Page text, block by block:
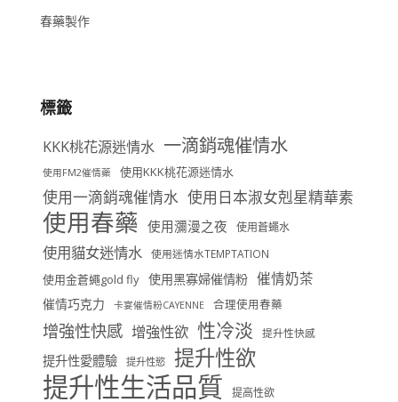
春藥製作
標籤
KKK桃花源迷情水 一滴銷魂催情水
使用FM2催情藥 使用KKK桃花源迷情水
使用一滴銷魂催情水 使用日本淑女剋星精華素
使用春藥 使用瀰漫之夜 使用蒼蠅水
使用貓女迷情水 使用迷情水TEMPTATION
使用金蒼蠅gold fly 使用黑寡婦催情粉 催情奶茶
催情巧克力 卡宴催情粉CAYENNE 合理使用春藥
增強性快感 增強性欲 性冷淡 提升性快感
提升性愛體驗 提升性慾 提升性欲
提升性生活品質 提高性欲